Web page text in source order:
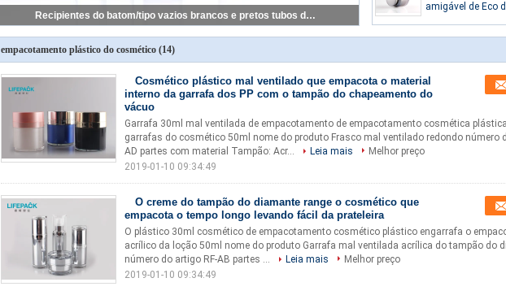
Recipientes do batom/tipo vazios brancos e pretos tubos do quadrado do bálsamo de bordo
amigável de Eco
encomenda que
empacotamento plástico do cosmético (14)
Cosmético plástico mal ventilado que empacota o material
interno da garrafa dos PP com o tampão do chapeamento do
vácuo
Garrafa 30ml mal ventilada de empacotamento de empacotamento cosmética
garrafas do cosmético 50ml nome do produto Frasco mal ventilado redondo número
AD partes com material Tampão: Acr...
Leia mais
Melhor preço
2019-01-10 09:34:49
O creme do tampão do diamante range o cosmético que
empacota o tempo longo levando fácil da prateleira
O plástico 30ml cosmético de empacotamento cosmético plástico engarrafa o
acrílico da loção 50ml nome do produto Garrafa mal ventilada acrílica do tampão do
número do artigo RF-AB partes ...
Leia mais
Melhor preço
2019-01-10 09:34:49